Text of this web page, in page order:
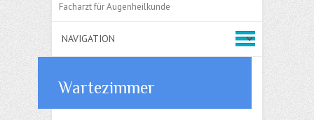
Facharzt für Augenheilkunde
Wartezimmer